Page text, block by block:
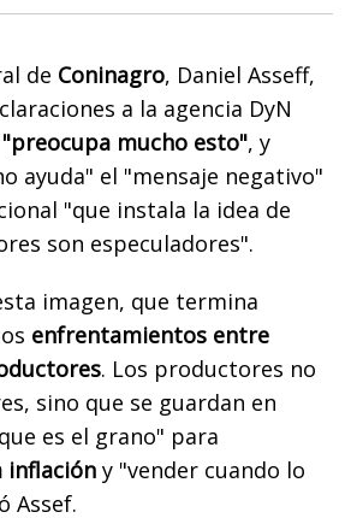
de Coninagro, Daniel Asseff,
a la agencia DyN
"preocupa mucho esto", y
ayuda" el "mensaje negativo"
"que instala la idea de
son especuladores".
imagen, que termina
enfrentamientos entre
. Los productores no
sino que se guardan en
es el grano" para
inflación y "vender cuando lo
Assef.